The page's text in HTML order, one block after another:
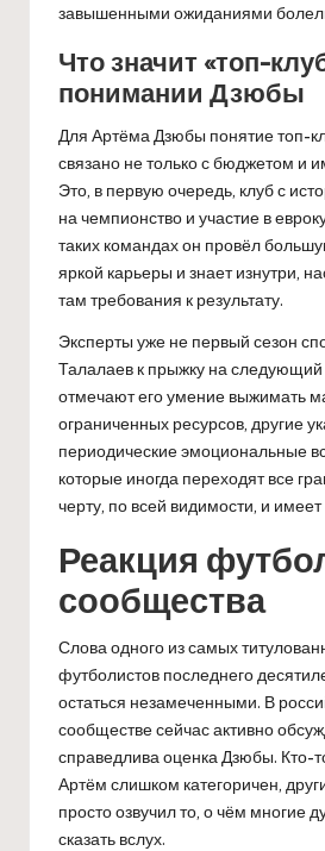
завышенными ожиданиями
Что значит «топ-
понимании Дзюбы
Для Артёма Дзюбы понятие топ-
связано не только с бюджетом и
Это, в первую очередь, клуб с
на чемпионство и участие в
таких командах он провёл
яркой карьеры и знает изнутри,
там требования к результату.
Эксперты уже не первый сезон
Талалаев к прыжку на
отмечают его умение выжимать
ограниченных ресурсов, другие
периодические эмоциональные
которые иногда переходят все
черту, по всей видимости, и
Реакция
сообщества
Слова одного из самых
футболистов последнего
остаться незамеченными. В
сообществе сейчас активно
справедлива оценка Дзюбы. Кто-
Артём слишком категоричен,
просто озвучил то, о чём многие
сказать вслух.